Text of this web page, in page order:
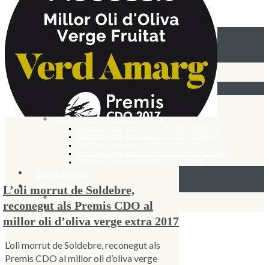
Close
Empresa
Cooperativa Soldebre
Producció oli d’oliva
Oli d’oliva verge CAST
Oli d’oliva verge extra SELECT CAST
Oli d’oliva verge extra AUREUM
Exportació
Cotització
Exportació
L’oli morrut de Soldebre,
reconegut als Premis CDO al
millor oli d’oliva verge extra 2017
L’oli morrut de Soldebre, reconegut als
Premis CDO al millor oli d’oliva verge